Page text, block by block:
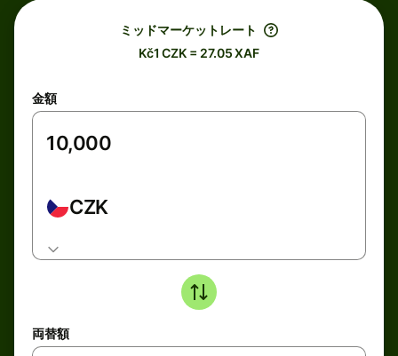
ミッドマーケットレート
Kč1 CZK = 27.05 XAF
金額
CZK
両替額